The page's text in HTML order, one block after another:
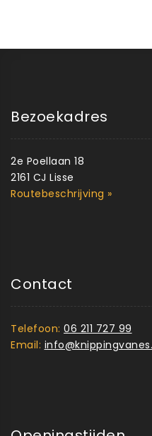
Bezoekadres
2e Poellaan 18
2161 CJ Lisse
Routebeschrijving »
Contact
Telefoon: 06 211 727 99
Email: